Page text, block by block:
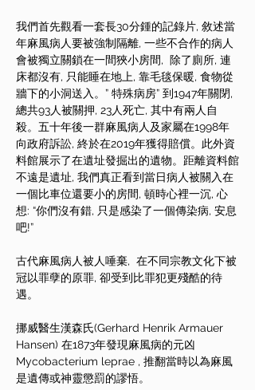
我們首先觀看一套長30分鍾的記錄片, 敘述當
年麻風病人要被強制隔離, 一些不合作的病人
會被獨立關鎖在一間狹小房間,  除了廁所, 連
床都沒有, 只能睡在地上, 靠毛毯保暖, 食物從
牆下的小洞送入。” 特殊病房” 到1947年關閉,
總共93人被關押, 23人死亡, 其中有兩人自
殺。五十年後一群麻風病人及家屬在1998年
向政府訴訟, 終於在2019年獲得賠償。此外資
料館展示了在遺址發掘出的遺物。距離資料館
不遠是遺址, 我們真正看到當日病人被關入在
一個比車位還要小的房間, 頓時心裡一沉, 心
想: “你們沒有錯, 只是感染了一個傳染病, 安息
吧!”
古代麻風病人被人唾棄,  在不同宗教文化下被
冠以罪孽的原罪, 卻受到比罪犯更殘酷的待
遇。
挪威醫生漢森氏(Gerhard Henrik Armauer
Hansen) 在1873年發現麻風病的元凶
Mycobacterium leprae , 推翻當時以為麻風
是遺傳或神靈懲罰的謬悟。